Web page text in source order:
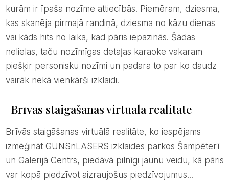
kurām ir īpaša nozīme attiecībās. Piemēram, dziesma,
kas skanēja pirmajā randiņā, dziesma no kāzu dienas
vai kāds hits no laika, kad pāris iepazinās. Šādas
nelielas, taču nozīmīgas detaļas karaoke vakaram
piešķir personisku nozīmi un padara to par ko daudz
vairāk nekā vienkārši izklaidi.
Brīvās staigāšanas virtuālā realitāte
Brīvās staigāšanas virtuālā realitāte, ko iespējams
izmēģināt GUNSnLASERS izklaides parkos Šampēterī
un Galerijā Centrs, piedāvā pilnīgi jaunu veidu, kā pāris
var kopā piedzīvot aizraujošus piedzīvojumus...